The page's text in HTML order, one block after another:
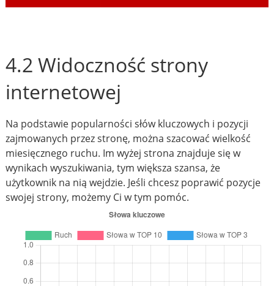
4.2 Widoczność strony
internetowej
Na podstawie popularności słów kluczowych i pozycji
zajmowanych przez stronę, można szacować wielkość
miesięcznego ruchu. Im wyżej strona znajduje się w
wynikach wyszukiwania, tym większa szansa, że
użytkownik na nią wejdzie. Jeśli chcesz poprawić pozycje
swojej strony, możemy Ci w tym pomóc.